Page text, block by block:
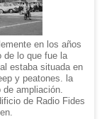
en los años
de lo que fue la
estaba situada en
y peatones. la
de ampliación.
de Radio Fides